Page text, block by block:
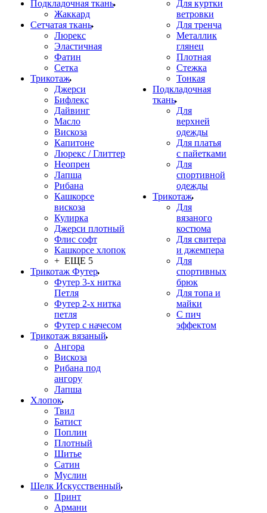
Подкладочная ткань
Жаккард
Сетчатая ткань
Люрекс
Эластичная
Фатин
Сетка
Трикотаж
Джерси
Бифлекс
Дайвинг
Масло
Вискоза
Капитоне
Люрекс / Глиттер
Неопрен
Лапша
Рибана
Кашкорсе
вискоза
Кулирка
Джерси плотный
Флис софт
Кашкорсе хлопок
+ ЕЩЕ 5
Трикотаж Футер
Футер 3-х нитка
Петля
Футер 2-х нитка
петля
Футер с начесом
Трикотаж вязаный
Ангора
Вискоза
Рибана под
ангору
Лапша
Хлопок
Твил
Батист
Поплин
Плотный
Шитье
Сатин
Муслин
Шелк Искусственный
Принт
Армани
Для куртки
ветровки
Для тренча
Металлик
глянец
Плотная
Стежка
Тонкая
Подкладочная
ткань
Для
верхней
одежды
Для платья
с пайетками
Для
спортивной
одежды
Трикотаж
Для
вязаного
костюма
Для свитера
и джемпера
Для
спортивных
брюк
Для топа и
майки
С пич
эффектом